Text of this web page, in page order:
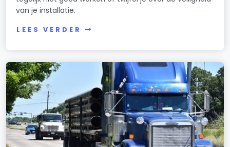
van je installatie.
LEES VERDER